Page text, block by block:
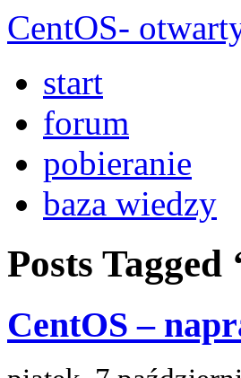
CentOS-
start
forum
pobieranie
baza wiedzy
Posts Tagged
CentOS –